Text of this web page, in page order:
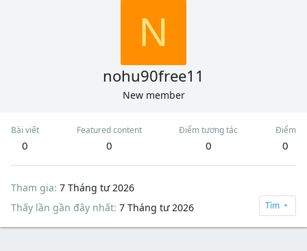
N
nohu90free11
New member
Bài viết
0
Featured content
0
Điểm tương tác
0
Điểm
0
Tham gia 7 Tháng tư 2026
Thấy lần gần đây nhất 7 Tháng tư 2026 Tìm